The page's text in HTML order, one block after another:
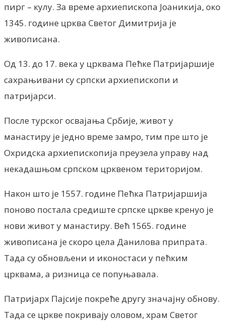
пирг – кулу. За време архиепископа Јоаникија, око
1345. године црква Светог Димитрија је
живописана.
Од 13. до 17. века у црквама Пећке Патријаршије
сахрањивани су српски архиепископи и
патријарси.
После турског освајања Србије, живот у
манастиру је једно време замро, тим пре што је
Охридска архиепископија преузела управу над
некадашњом српском црквеном територијом.
Након што је 1557. године Пећка Патријаршија
поново постала средиште српске цркве кренуо је
нови живот у манастиру. Већ 1565. године
живописана је скоро цела Данилова припрата.
Тада су обновљени и иконостаси у пећким
црквама, а ризница се попуњавала.
Патријарх Пајсије покреће другу значајну обнову.
Тада се цркве покривају оловом, храм Светог